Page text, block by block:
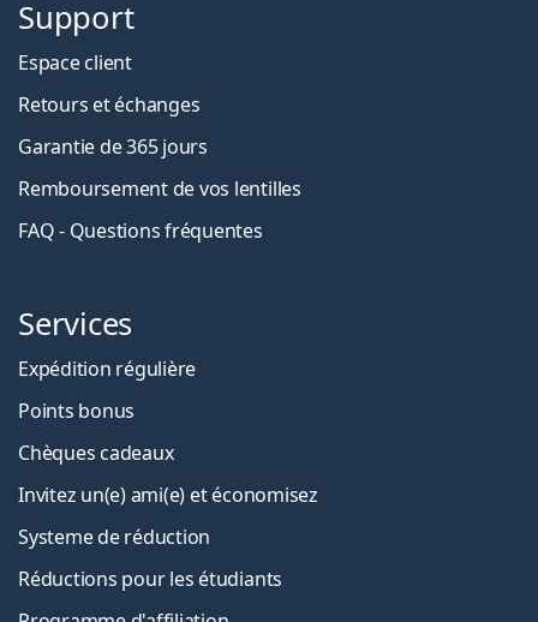
Support
Espace client
Retours et échanges
Garantie de 365 jours
Remboursement de vos lentilles
FAQ - Questions fréquentes
Services
Expédition régulière
Points bonus
Chèques cadeaux
Invitez un(e) ami(e) et économisez
Systeme de réduction
Réductions pour les étudiants